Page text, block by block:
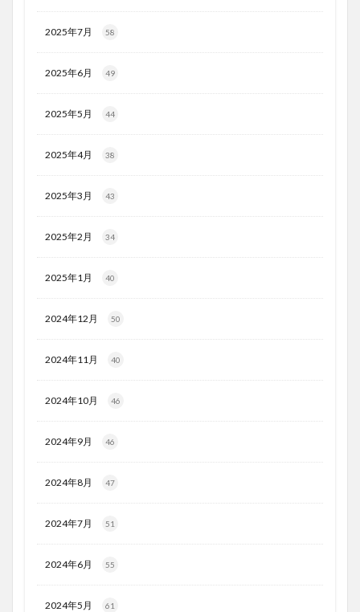
2025年7月 58
2025年6月 49
2025年5月 44
2025年4月 38
2025年3月 43
2025年2月 34
2025年1月 40
2024年12月 50
2024年11月 40
2024年10月 46
2024年9月 46
2024年8月 47
2024年7月 51
2024年6月 55
2024年5月 61